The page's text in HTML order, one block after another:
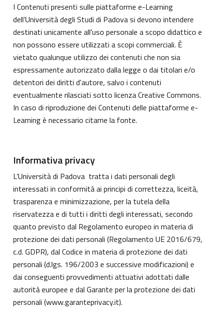
I Contenuti presenti sulle piattaforme e-Learning
dell’Università degli Studi di Padova si devono intendere
destinati unicamente all'uso personale a scopo didattico e
non possono essere utilizzati a scopi commerciali. È
vietato qualunque utilizzo dei contenuti che non sia
espressamente autorizzato dalla legge o dai titolari e/o
detentori dei diritti d'autore, salvo i contenuti
eventualmente rilasciati sotto licenza Creative Commons.
In caso di riproduzione dei Contenuti delle piattaforme e-
Learning è necessario citarne la fonte.
Informativa privacy
L’Università di Padova tratta i dati personali degli
interessati in conformità ai principi di correttezza, liceità,
trasparenza e minimizzazione, per la tutela della
riservatezza e di tutti i diritti degli interessati, secondo
quanto previsto dal Regolamento europeo in materia di
protezione dei dati personali (Regolamento UE 2016/679,
c.d. GDPR), dal Codice in materia di protezione dei dati
personali (d.lgs. 196/2003 e successive modificazioni) e
dai conseguenti provvedimenti attuativi adottati dalle
autorità europee e dal Garante per la protezione dei dati
personali (www.garanteprivacy.it).